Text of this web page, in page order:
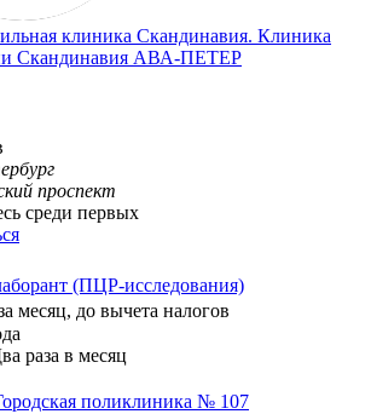
клиника Скандинавия. Клиника
Скандинавия АВА-ПЕТЕР
проспект
среди первых
(ПЦР-исследования)
месяц, до вычета налогов
раза в месяц
поликлиника № 107